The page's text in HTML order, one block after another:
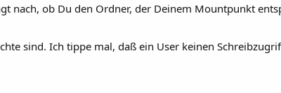
nach, ob Du den Ordner, der Deinem Mountpunkt
sind. Ich tippe mal, daß ein User keinen